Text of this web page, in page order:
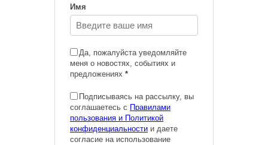
Имя
Да, пожалуйста уведомляйте
меня о новостях, событиях и
предложениях *
Подписываясь на рассылку, вы
соглашаетесь с Правилами
пользования и Политикой
конфиденциальности и даете
согласие на использование